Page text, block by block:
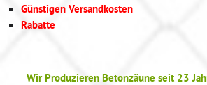
Günstigen Versandkosten
Rabatte
Wir Produzieren Betonzäune seit 23